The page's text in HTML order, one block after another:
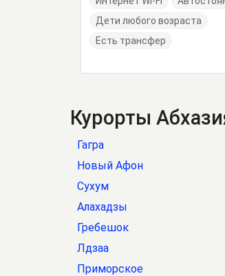
Дети любого возраста
Есть трансфер
Курорты
Гагра
Новый Афон
Сухум
Алахадзы
Гребешок
Лдзаа
Приморское